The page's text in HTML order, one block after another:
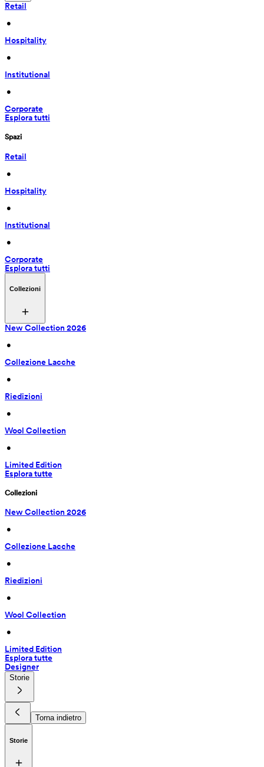
Retail
•
Hospitality
•
Institutional
•
Corporate
Esplora tutti
Spazi
Retail
•
Hospitality
•
Institutional
•
Corporate
Esplora tutti
Collezioni
New Collection 2026
•
Collezione Lacche
•
Riedizioni
•
Wool Collection
•
Limited Edition
Esplora tutte
Collezioni
New Collection 2026
•
Collezione Lacche
•
Riedizioni
•
Wool Collection
•
Limited Edition
Esplora tutte
Designer
Storie
Torna indietro
Storie